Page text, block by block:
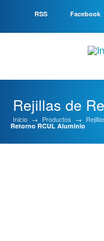
RSS Facebook
Rejillas de
Inicio → Productos →
Retorno RCUL Aluminio